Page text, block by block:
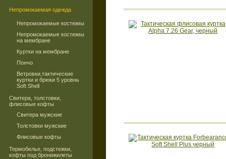
Непромокаемая одежда
Непромокаемые костюмы
Непромокаемые костюмы
на мембране
Куртки на мембране
Пончо
Ветровки,тактические
куртки и брюки 5 уровнь
Soft Shell
Свитера, толстовки,
флисовые кофты
Свитера мужские
Толстовки мужские
Флисовые кофты
Термобелье, подстежки,
кофты под бронижилеты